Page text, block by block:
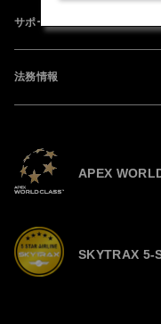
サポート
法務情報
APEX
SKYTRAX 5-